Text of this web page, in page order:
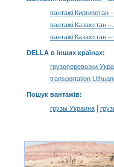
вантажі Киргизстан
вантажі Казахстан –
вантажі Казахстан –
DELLA в інших країнах:
грузоперевозки
transportation
Пошук вантажів:
грузы Украина|